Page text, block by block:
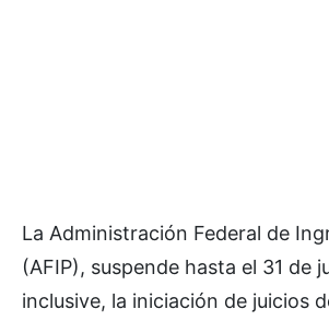
La Administración Federal de
(AFIP), suspende hasta el 31 de
inclusive, la iniciación de juicios